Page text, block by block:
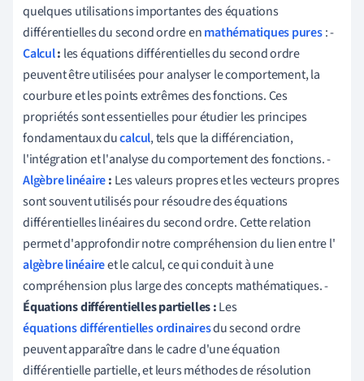
quelques utilisations importantes des équations
différentielles du second ordre enmathématiques pures: -
Calcul: les équations différentielles du second ordre
peuvent être utilisées pour analyser le comportement, la
courbure et les points extrêmes des fonctions. Ces
propriétés sont essentielles pour étudier les principes
fondamentaux ducalcul, tels que la différenciation,
l'intégration et l'analyse du comportement des fonctions. -
Algèbre linéaire: Les valeurs propres et les vecteurs propres
sont souvent utilisés pour résoudre des équations
différentielles linéaires du second ordre. Cette relation
permet d'approfondir notre compréhension du lien entre l'
algèbre linéaireet le calcul, ce qui conduit à une
compréhension plus large des concepts mathématiques. -
Équations différentielles partielles :Les
équations différentielles ordinairesdu second ordre
peuvent apparaître dans le cadre d'une équation
différentielle partielle, et leurs méthodes de résolution